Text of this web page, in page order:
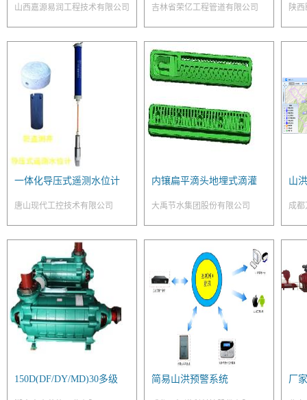
山西嘉源易润工程技术有限公司 吉林省荣亿工程管道有限公司 陕
一体化导压式遥测水位计
唐山现代工控技术有限公司
内镶扁平滴头地埋式滴灌
大禹节水集团股份有限公司
山
成
150D(DF/DY/MD)30多级
简易山洪预警系统
厂